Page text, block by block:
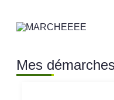
Mes démarches